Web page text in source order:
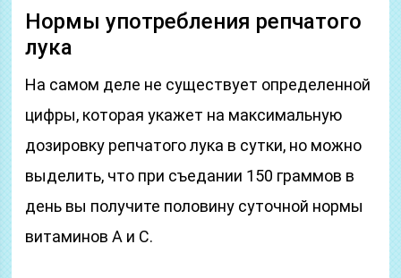
Нормы употребления репчатого
лука
На самом деле не существует определенной
цифры, которая укажет на максимальную
дозировку репчатого лука в сутки, но можно
выделить, что при съедании 150 граммов в
день вы получите половину суточной нормы
витаминов А и С.